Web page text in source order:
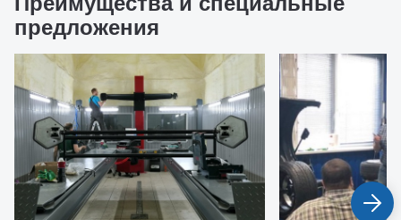
предложения